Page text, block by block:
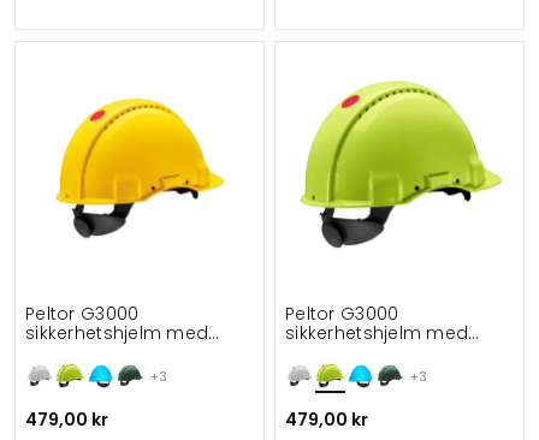
+3
Peltor G3000
sikkerhetshjelm med
479,00 kr
+3
Peltor G3000
sikkerhetshjelm med
479,00 kr